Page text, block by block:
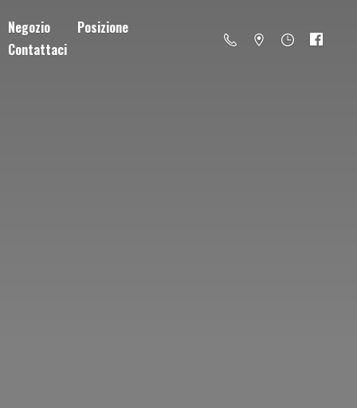
Negozio
Posizione
Contattaci